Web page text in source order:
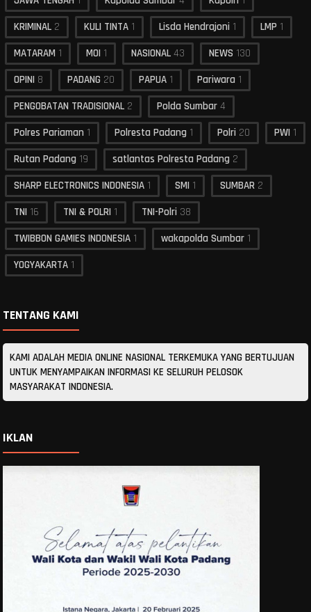
KRIMINAL 2 KULI TINTA 1 Lisda Hendrajoni 1 LMP 1
MATARAM 1 MOI 1 NASIONAL 43 NEWS 130
OPINI 8 PADANG 20 PAPUA 1 Pariwara 1
PENGOBATAN TRADISIONAL 2 Polda Sumbar 4
Polres Pariaman 1 Polresta Padang 1 Polri 20 PWI 1
Rutan Padang 19 satlantas Polresta Padang 2
SHARP ELECTRONICS INDONESIA 1 SMI 1 SUMBAR 2
TNI 16 TNI & POLRI 1 TNI-Polri 38
TWIBBON GAMIES INDONESIA 1 wakapolda Sumbar 1
YOGYAKARTA 1
TENTANG KAMI
KAMI ADALAH MEDIA ONLINE NASIONAL TERKEMUKA YANG BERTUJUAN
UNTUK MENYAMPAIKAN INFORMASI KE SELURUH PELOSOK
MASYARAKAT INDONESIA.
IKLAN